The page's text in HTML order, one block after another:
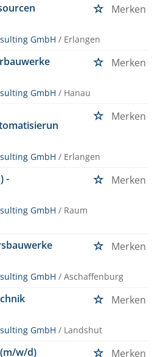
Merken
GmbH / Erlangen
Merken
GmbH / Hanau
Merken
GmbH / Erlangen
- Merken
GmbH / Raum
Merken
GmbH / Aschaffenburg
Merken
GmbH / Landshut
w/d) Merken